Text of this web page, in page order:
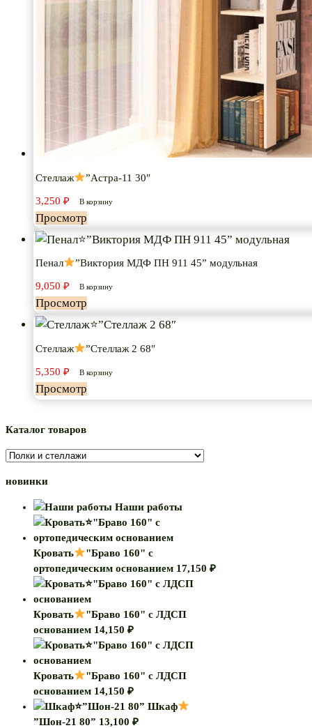
Стеллаж ”Астра-11 30″
3,250 ₽ В корзину
Просмотр
Пенал ”Виктория МДФ ПН 911 45” модульная
9,050 ₽ В корзину
Просмотр
Стеллаж ”Стеллаж 2 68″
5,350 ₽ В корзину
Просмотр
Каталог товаров
новинки
Наши работы
Кровать
"Браво 160" с
ортопедическим основанием 17,150 ₽
Кровать
"Браво 160" с ЛДСП
основанием 14,150 ₽
Кровать
"Браво 160" с ЛДСП
основанием 14,150 ₽
Шкаф
”Шон-21 80” 13,100 ₽